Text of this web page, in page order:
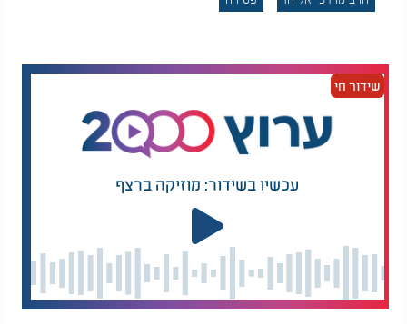
מעולם הקבלה, הפכה אותו לכתובת עבור ציבור רחב
ומגוון.
מתפלל בדרך קבע עבור עם ישראל: עוד נהג הרב לשאת
עמו דרך קבע ספר
תהילים
קטן ופתקים שעליהם נרשמו
מתפלל עבורם, לעיתים בדרכים ולעיתים בזמן המתנה
לדיונים, הרחק מעיני הציבור.
גם לאחר פטירתו נותר זכרו חקוק בלבבות רבים. ביום
הלווייתו ליוו אותו יותר מ־100 אלף בני אדם ברחובות
ירושלים. ההמונים שהגיעו מכל חלקי החברה הישראלית
ביטאו את ההערכה העצומה שזכה לה ואת מפעל חייו,
שידור חי
עכשיו בשידור: מוזיקה ברצף